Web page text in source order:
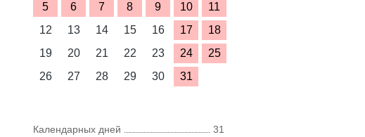
5
6 7 8 9 10
11
12
13 14 15 16 17
18
19
20 21 22 23 24
25
26
27 28 29 30 31
Календарных дней
31